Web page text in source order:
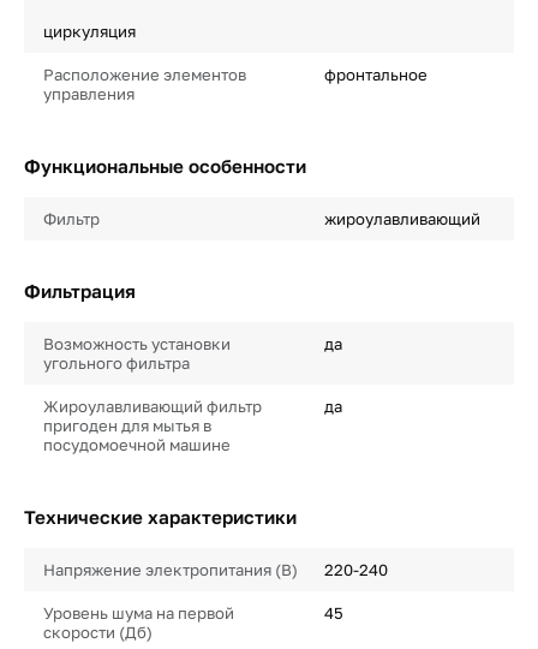
циркуляция
Расположение элементов
управления
фронтальное
Функциональные особенности
Фильтр жироулавливающий
Фильтрация
Возможность установки
угольного фильтра
да
Жироулавливающий фильтр
пригоден для мытья в
посудомоечной машине
да
Технические характеристики
Напряжение электропитания (В) 220-240
Уровень шума на первой
скорости (Дб)
45